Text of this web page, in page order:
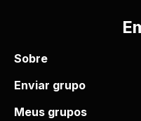
Sobre
Enviar grupo
Meus grupos